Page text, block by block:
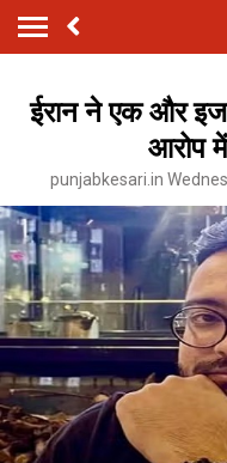
ईरान ने एक और
आरोप
punjabkesari.in